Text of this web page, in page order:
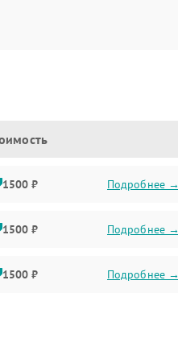
1500 ₽ Подробнее →
1500 ₽ Подробнее →
1500 ₽ Подробнее →